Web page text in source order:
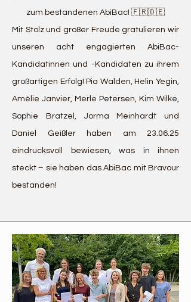
zum bestandenen AbiBac! 🇫🇷🇩🇪
Mit Stolz und großer Freude gratulieren wir
unseren acht engagierten AbiBac-
Kandidatinnen und -Kandidaten zu ihrem
großartigen Erfolg! Pia Walden, Helin Yegin,
Amélie Janvier, Merle Petersen, Kim Wilke,
Sophie Bratzel, Jorma Meinhardt und
Daniel Geißler haben am 23.06.25
eindrucksvoll bewiesen, was in ihnen
steckt – sie haben das AbiBac mit Bravour
bestanden!